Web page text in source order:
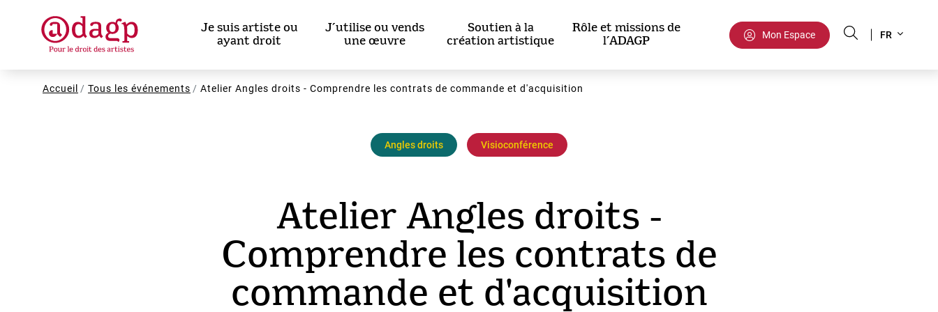
Je suis artiste ou
ayant droit
J’utilise ou vends
une œuvre
Soutien à la
création artistique
Rôle et missions de
l’ADAGP
Mon Espace
your
FR
Fil
Accueil Tous les événements Atelier Angles droits - Comprendre les contrats de commande et d'acquisition
Angles droits Visioconférence
Atelier Angles droits -
Comprendre les contrats de
commande et d'acquisition